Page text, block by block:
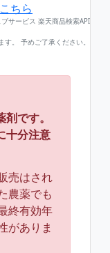
ちら
サービス 楽天商品検索API
。 予めご了承ください。
です。
十分注意
売はされ
農薬でも
終有効年
がありま